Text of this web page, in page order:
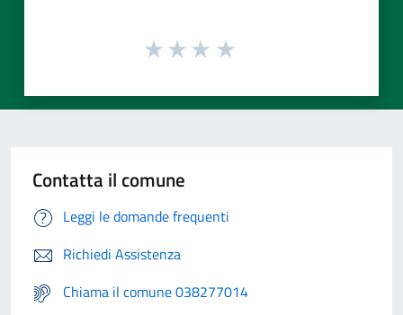
Contatta il comune
Leggi le domande frequenti
Richiedi Assistenza
Chiama il comune 038277014